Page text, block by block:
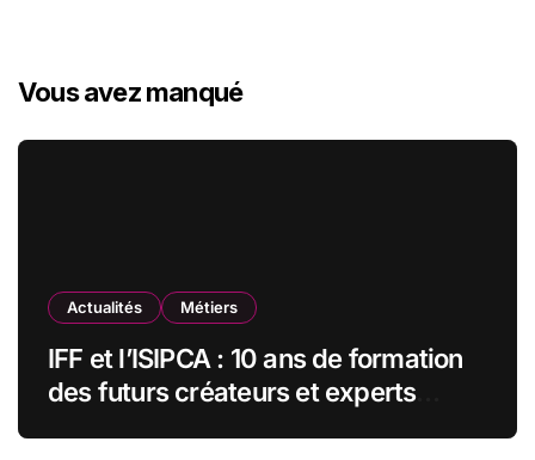
c
e
Vous avez manqué
Actualités Métiers
IFF et l’ISIPCA : 10 ans de formation
des futurs créateurs et experts